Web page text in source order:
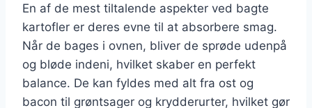
En af de mest tiltalende aspekter ved bagte
kartofler er deres evne til at absorbere smag.
Når de bages i ovnen, bliver de sprøde udenpå
og bløde indeni, hvilket skaber en perfekt
balance. De kan fyldes med alt fra ost og
bacon til grøntsager og krydderurter, hvilket gør